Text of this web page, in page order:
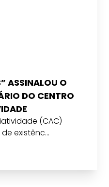
ASSINALOU O
DO CENTRO
(CAC)
existênc...